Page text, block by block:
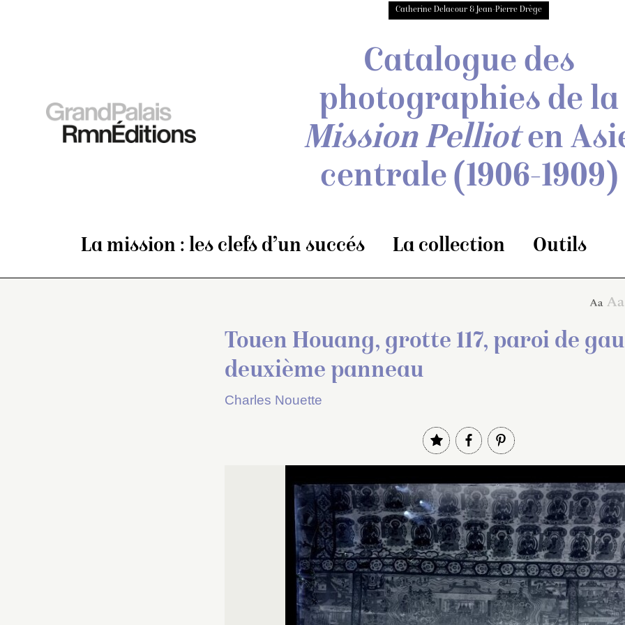
Catherine Delacour & Jean-Pierre Drège
Catalogue des
photographies de la
Mission Pellioten
centrale (1906-1909)
La mission : les clefs d’un succés La collection Outils
Touen Houang, grotte 117, paroi de
deuxième panneau
Charles Nouette